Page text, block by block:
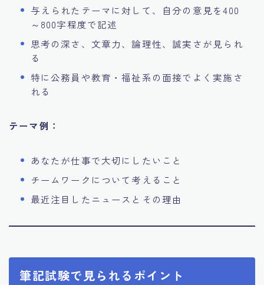
与えられたテーマに対して、自分の意見を400
～800字程度で記述
思考の深さ、文章力、論理性、誠実さが見られ
る
特に公務員や教育・福祉系の面接でよく実施さ
れる
テーマ例：
あなたが仕事で大切にしたいこと
チームワークについて考えること
最近注目したニュースとその理由
筆記試験で見られるポイント